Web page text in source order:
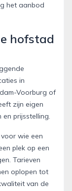
het aanbod
hofstad
in
Voorburg of
zijn eigen
prijsstelling.
wie een
plek op een
Tarieven
oplopen tot
van de